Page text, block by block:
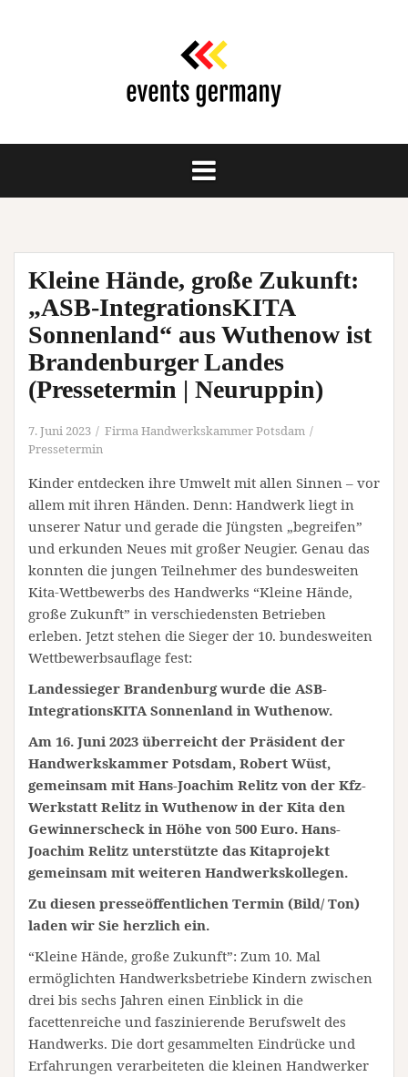
Kleine Hände, große Zukunft:
„ASB-IntegrationsKITA
Sonnenland“ aus Wuthenow ist
Brandenburger Landes
(Pressetermin | Neuruppin)
7. Juni 2023
Firma Handwerkskammer Potsdam
Pressetermin
Kinder entdecken ihre Umwelt mit allen Sinnen – vor
allem mit ihren Händen. Denn: Handwerk liegt in
unserer Natur und gerade die Jüngsten „begreifen”
und erkunden Neues mit großer Neugier. Genau das
konnten die jungen Teilnehmer des bundesweiten
Kita-Wettbewerbs des Handwerks “Kleine Hände,
große Zukunft” in verschiedensten Betrieben
erleben. Jetzt stehen die Sieger der 10. bundesweiten
Wettbewerbsauflage fest:
Landessieger Brandenburg wurde die ASB-
IntegrationsKITA Sonnenland in Wuthenow.
Am 16. Juni 2023 überreicht der Präsident der
Handwerkskammer Potsdam, Robert Wüst,
gemeinsam mit Hans-Joachim Relitz von der Kfz-
Werkstatt Relitz in Wuthenow in der Kita den
Gewinnerscheck in Höhe von 500 Euro. Hans-
Joachim Relitz unterstützte das Kitaprojekt
gemeinsam mit weiteren Handwerkskollegen.
Zu diesen presseöffentlichen Termin (Bild/ Ton)
laden wir Sie herzlich ein.
“Kleine Hände, große Zukunft”: Zum 10. Mal
ermöglichten Handwerksbetriebe Kindern zwischen
drei bis sechs Jahren einen Einblick in die
facettenreiche und faszinierende Berufswelt des
Handwerks. Die dort gesammelten Eindrücke und
Erfahrungen verarbeiteten die kleinen Handwerker